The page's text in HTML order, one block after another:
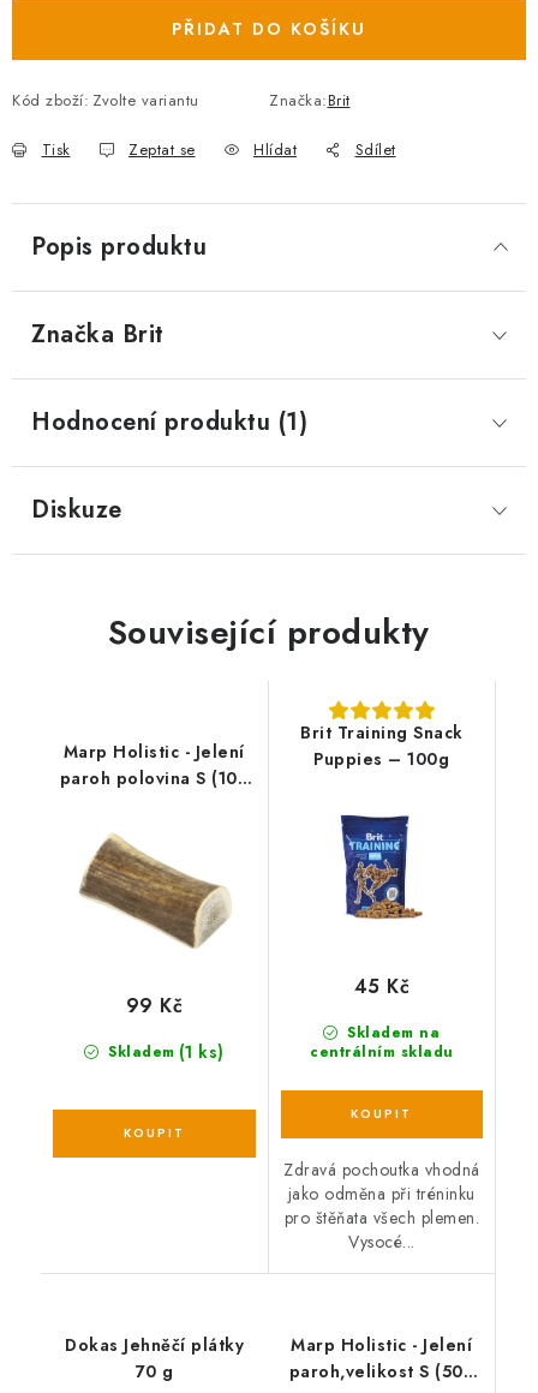
PŘIDAT DO KOŠÍKU
Kód zboží: Zvolte variantu Značka:Brit
Tisk Zeptat se Hlídat Sdílet
Popis produktu
Značka Brit
Hodnocení produktu (1)
Diskuze
Související produkty
Marp Holistic - Jelení
paroh polovina S (10 -
Skladem (1 ks)
99 Kč
Brit Training Snack
Puppies – 100g
Skladem na
centrálním skladu
45 Kč
Zdravá pochoutka vhodná
jako odměna při tréninku
pro štěňata všech plemen.
Vysocé...
Dokas Jehněčí plátky
70 g
Marp Holistic - Jelení
paroh,velikost S (50 -